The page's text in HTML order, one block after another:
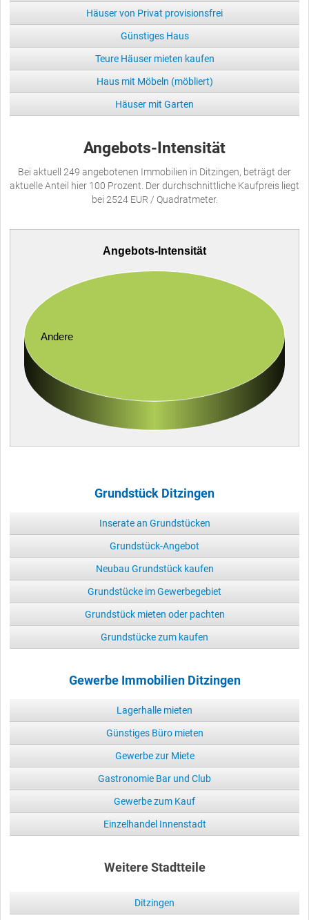
Häuser von Privat provisionsfrei
Günstiges Haus
Teure Häuser mieten kaufen
Haus mit Möbeln (möbliert)
Häuser mit Garten
Angebots-Intensität
Bei aktuell 249 angebotenen Immobilien in Ditzingen, beträgt der
aktuelle Anteil hier 100 Prozent. Der durchschnittliche Kaufpreis liegt
bei 2524 EUR / Quadratmeter.
Angebots-Intensität
Andere
Grundstück Ditzingen
Inserate an Grundstücken
Grundstück-Angebot
Neubau Grundstück kaufen
Grundstücke im Gewerbegebiet
Grundstück mieten oder pachten
Grundstücke zum kaufen
Gewerbe Immobilien Ditzingen
Lagerhalle mieten
Günstiges Büro mieten
Gewerbe zur Miete
Gastronomie Bar und Club
Gewerbe zum Kauf
Einzelhandel Innenstadt
Weitere Stadtteile
Ditzingen